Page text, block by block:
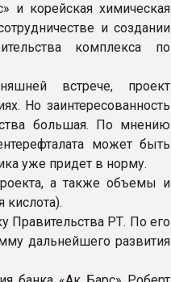
и корейская химическая
и создании
комплекса по
встрече, проект
Но заинтересованность
большая. По мнению
может быть
уже придет в норму.
а также объемы и
кислота).
Правительства РТ. По его
дальнейшего развития